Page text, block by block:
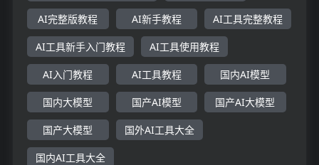
AI完整版教程 AI新手教程 AI工具完整教程
AI工具新手入门教程 AI工具使用教程
AI入门教程 AI工具教程 国内AI模型
国内大模型 国产AI模型 国产AI大模型
国产大模型 国外AI工具大全
国内AI工具大全